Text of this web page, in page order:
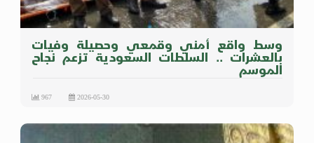
وسط واقع أمني وقمعي وحصيلة وفيات
بالعشرات .. السلطات السعودية تزعم نجاح
الموسم
2026-05-30
967